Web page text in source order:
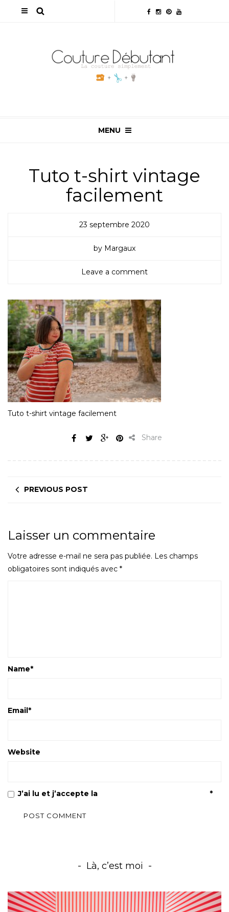
MENU
Tuto t-shirt vintage
facilement
23 septembre 2020
by Margaux
Leave a comment
Tuto t-shirt vintage facilement
Share
PREVIOUS POST
Laisser un commentaire
Votre adresse e-mail ne sera pas publiée. Les champs
obligatoires sont indiqués avec *
Name*
Email*
Website
J’ai lu et j’accepte la *
Là, c’est moi